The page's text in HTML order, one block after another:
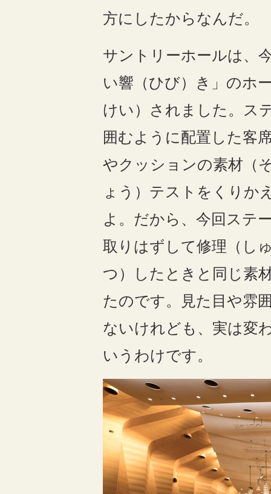
方にしたからなんだ。
サントリーホールは、
い響（ひび）き」のホ
けい）されました。ス
囲むように配置した客
やクッションの素材（
ょう）テストをくりか
よ。だから、今回ステ
取りはずして修理（し
つ）したときと同じ素
たのです。見た目や雰
ないけれども、実は変
いうわけです。